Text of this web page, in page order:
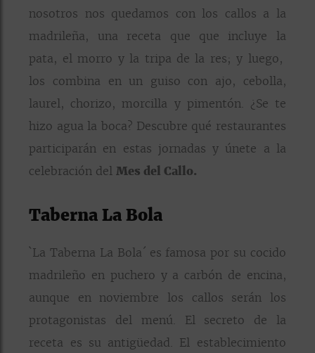
nosotros nos quedamos con los callos a la
madrileña, una receta que que incluye la
pata, el morro y la tripa de la res; y luego,
los combina en un guiso con ajo, cebolla,
laurel, chorizo, morcilla y pimentón. ¿Se te
hizo agua la boca? Descubre qué restaurantes
participarán en estas jornadas y únete a la
celebración delMes del Callo.
Taberna La Bola
`La Taberna La Bola´ es famosa por su cocido
madrileño en puchero y a carbón de encina,
aunque en noviembre los callos serán los
protagonistas del menú. El secreto de la
receta es su antigüedad. El establecimiento